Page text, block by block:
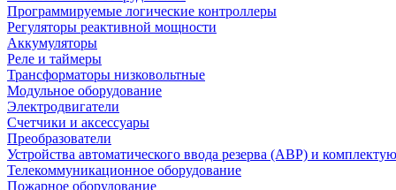
Программируемые логические контроллеры
Регуляторы реактивной мощности
Аккумуляторы
Реле и таймеры
Трансформаторы низковольтные
Модульное оборудование
Электродвигатели
Счетчики и аксессуары
Преобразователи
Устройства автоматического ввода резерва (АВР) и
Телекоммуникационное оборудование
Пожарное оборудование